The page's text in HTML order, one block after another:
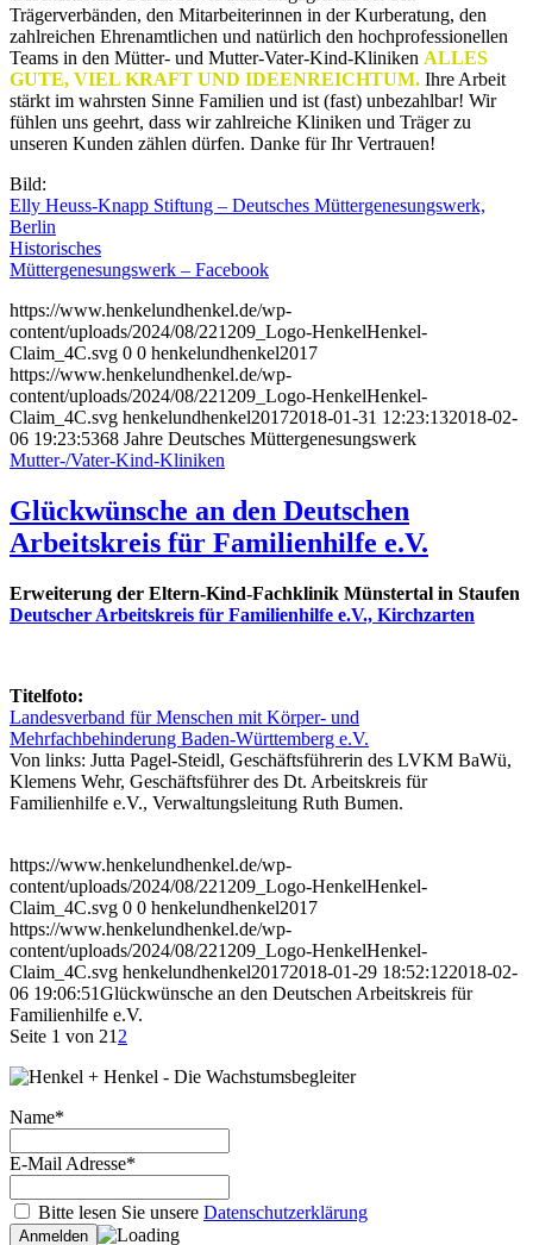
Trägerverbänden, den Mitarbeiterinnen in der Kurberatung, den
zahlreichen Ehrenamtlichen und natürlich den hochprofessionellen
Teams in den Mütter- und Mutter-Vater-Kind-Kliniken ALLES
GUTE, VIEL KRAFT UND IDEENREICHTUM. Ihre Arbeit
stärkt im wahrsten Sinne Familien und ist (fast) unbezahlbar! Wir
fühlen uns geehrt, dass wir zahlreiche Kliniken und Träger zu
unseren Kunden zählen dürfen. Danke für Ihr Vertrauen!
Bild:
Elly Heuss-Knapp Stiftung – Deutsches Müttergenesungswerk,
Berlin
Historisches
Müttergenesungswerk – Facebook
https://www.henkelundhenkel.de/wp-
content/uploads/2024/08/221209_Logo-HenkelHenkel-
Claim_4C.svg 0 0 henkelundhenkel2017
https://www.henkelundhenkel.de/wp-
content/uploads/2024/08/221209_Logo-HenkelHenkel-
Claim_4C.svg henkelundhenkel20172018-01-31 12:23:132018-02-
06 19:23:5368 Jahre Deutsches Müttergenesungswerk
Mutter-/Vater-Kind-Kliniken
Glückwünsche an den Deutschen
Arbeitskreis für Familienhilfe e.V.
Erweiterung der Eltern-Kind-Fachklinik Münstertal in Staufen
Deutscher Arbeitskreis für Familienhilfe e.V., Kirchzarten
Titelfoto:
Landesverband für Menschen mit Körper- und
Mehrfachbehinderung Baden-Württemberg e.V.
Von links: Jutta Pagel-Steidl, Geschäftsführerin des LVKM BaWü,
Klemens Wehr, Geschäftsführer des Dt. Arbeitskreis für
Familienhilfe e.V., Verwaltungsleitung Ruth Bumen.
https://www.henkelundhenkel.de/wp-
content/uploads/2024/08/221209_Logo-HenkelHenkel-
Claim_4C.svg 0 0 henkelundhenkel2017
https://www.henkelundhenkel.de/wp-
content/uploads/2024/08/221209_Logo-HenkelHenkel-
Claim_4C.svg henkelundhenkel20172018-01-29 18:52:122018-02-
06 19:06:51Glückwünsche an den Deutschen Arbeitskreis für
Familienhilfe e.V.
Seite 1 von 21 2
Name*
E-Mail Adresse*
Bitte lesen Sie unsere Datenschutzerklärung